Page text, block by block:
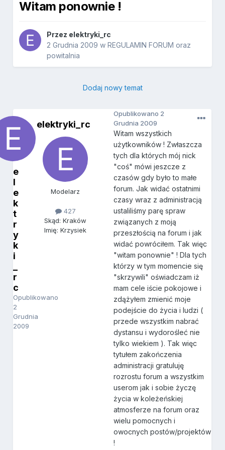
Witam ponownie !
Przez elektryki_rc
2 Grudnia 2009 wREGULAMIN FORUM oraz
powitalnia
Dodaj nowy temat
e
l
e
k
t
r
y
k
i
r
c
Opublikowano
2
Grudnia
2009
elektryki_rc
Modelarz
427
Skąd: Kraków
Imię: Krzysiek
Opublikowano 2
Grudnia 2009
Witam wszystkich
użytkowników ! Zwłaszcza
tych dla których mój nick
"coś" mówi jeszcze z
czasów gdy było to małe
forum. Jak widać ostatnimi
czasy wraz z administracją
ustaliliśmy parę spraw
związanych z moją
przeszłością na forum i jak
widać powróciłem. Tak więc
"witam ponownie" ! Dla tych
którzy w tym momencie się
"skrzywili" oświadczam iż
mam cele iście pokojowe i
zdążyłem zmienić moje
podejście do życia i ludzi (
przede wszystkim nabrać
dystansu i wydorośleć nie
tylko wiekiem ). Tak więc
tytułem zakończenia
administracji gratuluję
rozrostu forum a wszystkim
userom jak i sobie życzę
życia w koleżeńskiej
atmosferze na forum oraz
wielu pomocnych i
owocnych postów/projektów
!